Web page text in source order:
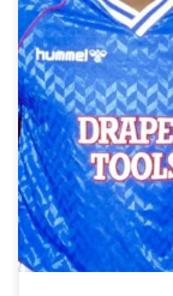
Dres Southampton
ale i historickým
více než třech
triumfu ve finále
jeden z